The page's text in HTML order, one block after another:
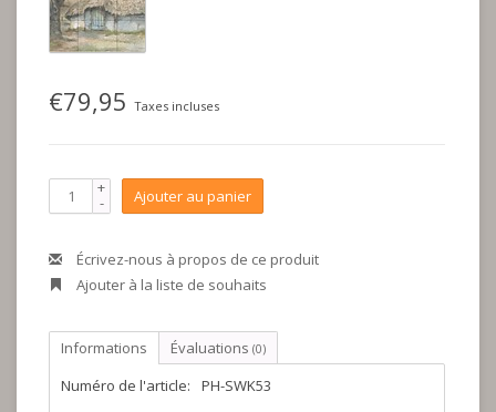
€79,95 Taxes incluses
+
- Ajouter au panier
Écrivez-nous à propos de ce produit
Ajouter à la liste de souhaits
Informations Évaluations (0)
Numéro de l'article:
PH-SWK53